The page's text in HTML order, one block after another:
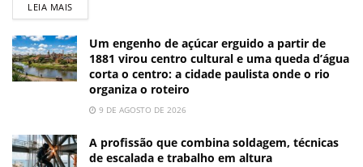
LEIA MAIS
Um engenho de açúcar erguido a partir de
1881 virou centro cultural e uma queda d’água
corta o centro: a cidade paulista onde o rio
organiza o roteiro
9 DE AGOSTO DE 2026
A profissão que combina soldagem, técnicas
de escalada e trabalho em altura